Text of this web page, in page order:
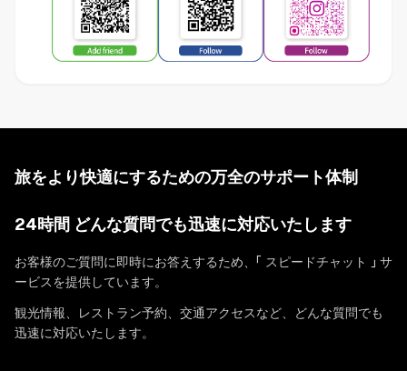
旅をより快適にするための万全のサポート体制
24時間 どんな質問でも迅速に対応いたします
お客様のご質問に即時にお答えするため、「 スピードチャット 」 サ
ービスを提供しています。
観光情報、レストラン予約、交通アクセスなど、どんな質問でも
迅速に対応いたします。